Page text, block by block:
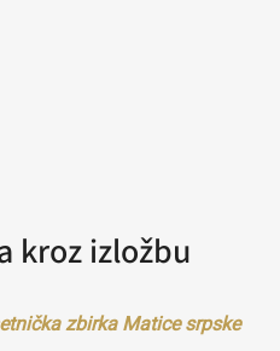
kroz izložbu
zbirka Matice srpske